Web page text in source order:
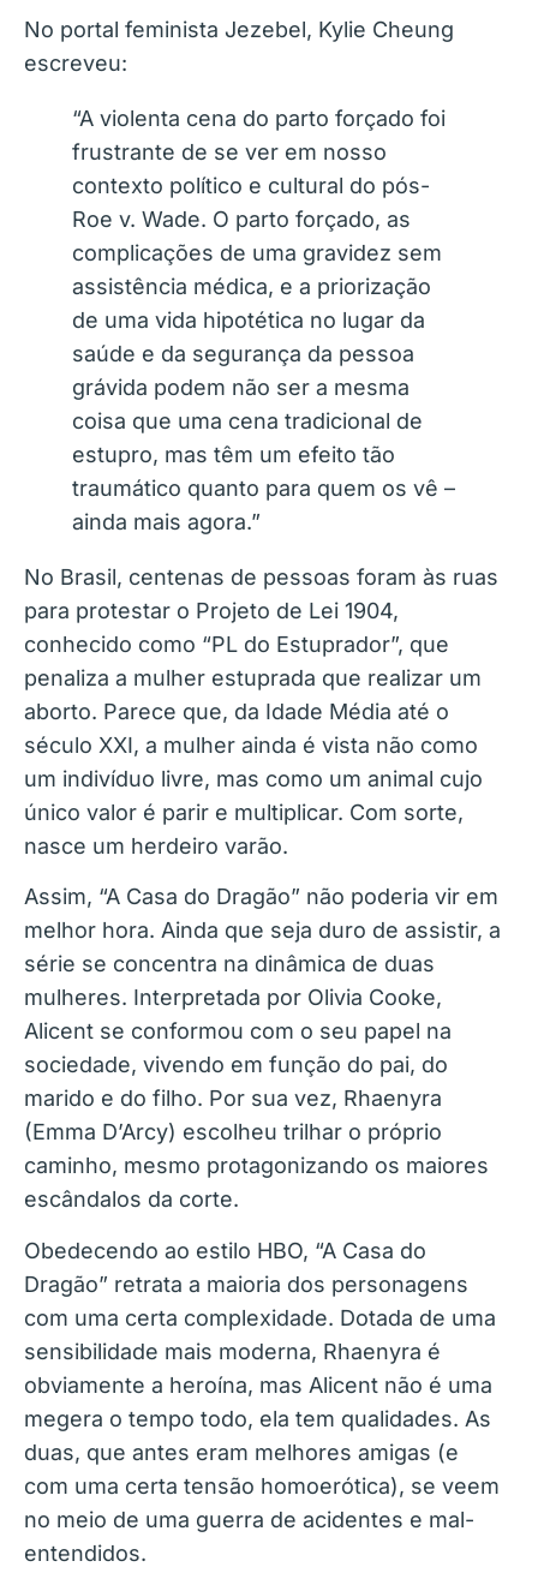
No portal feminista Jezebel, Kylie Cheung
escreveu:
“A violenta cena do parto forçado foi
frustrante de se ver em nosso
contexto político e cultural do pós-
Roe v. Wade. O parto forçado, as
complicações de uma gravidez sem
assistência médica, e a priorização
de uma vida hipotética no lugar da
saúde e da segurança da pessoa
grávida podem não ser a mesma
coisa que uma cena tradicional de
estupro, mas têm um efeito tão
traumático quanto para quem os vê –
ainda mais agora.”
No Brasil, centenas de pessoas foram às ruas
para protestar o Projeto de Lei 1904,
conhecido como “PL do Estuprador”, que
penaliza a mulher estuprada que realizar um
aborto. Parece que, da Idade Média até o
século XXI, a mulher ainda é vista não como
um indivíduo livre, mas como um animal cujo
único valor é parir e multiplicar. Com sorte,
nasce um herdeiro varão.
Assim, “A Casa do Dragão” não poderia vir em
melhor hora. Ainda que seja duro de assistir, a
série se concentra na dinâmica de duas
mulheres. Interpretada por Olivia Cooke,
Alicent se conformou com o seu papel na
sociedade, vivendo em função do pai, do
marido e do filho. Por sua vez, Rhaenyra
(Emma D’Arcy) escolheu trilhar o próprio
caminho, mesmo protagonizando os maiores
escândalos da corte.
Obedecendo ao estilo HBO, “A Casa do
Dragão” retrata a maioria dos personagens
com uma certa complexidade. Dotada de uma
sensibilidade mais moderna, Rhaenyra é
obviamente a heroína, mas Alicent não é uma
megera o tempo todo, ela tem qualidades. As
duas, que antes eram melhores amigas (e
com uma certa tensão homoerótica), se veem
no meio de uma guerra de acidentes e mal-
entendidos.